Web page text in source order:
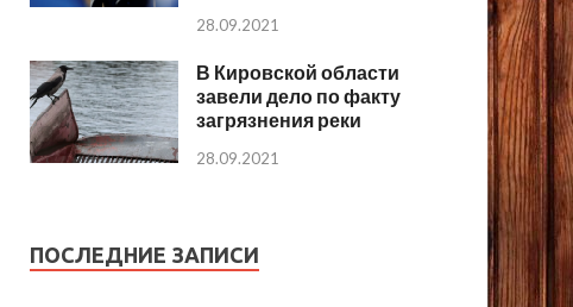
28.09.2021
В Кировской области
завели дело по факту
загрязнения реки
28.09.2021
ПОСЛЕДНИЕ ЗАПИСИ